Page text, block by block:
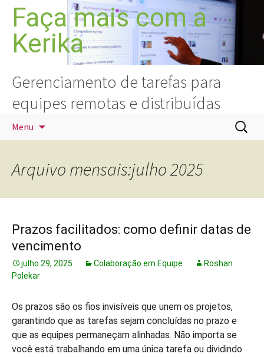
Pular
para
conteúdo
Faça mais com a
Kerika
Gerenciamento de tarefas para
equipes remotas e distribuídas
Menu
por:
Arquivo mensais:julho 2025
Prazos facilitados: como definir datas de
vencimento
julho 29, 2025 Colaboração em Equipe
Roshan
Polekar
Os prazos são os fios invisíveis que unem os projetos,
garantindo que as tarefas sejam concluídas no prazo e
que as equipes permaneçam alinhadas. Não importa se
você está trabalhando em uma única tarefa ou dividindo